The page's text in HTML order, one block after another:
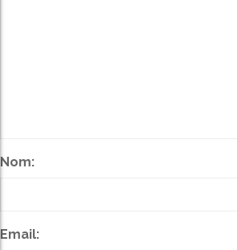
Nom:
Email: